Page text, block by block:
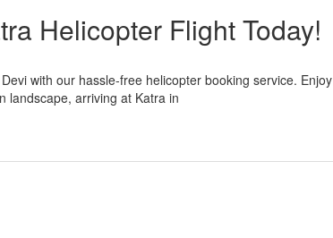
Helicopter Flight Today!
with our hassle-free helicopter booking service. Enjoy
landscape, arriving at Katra in